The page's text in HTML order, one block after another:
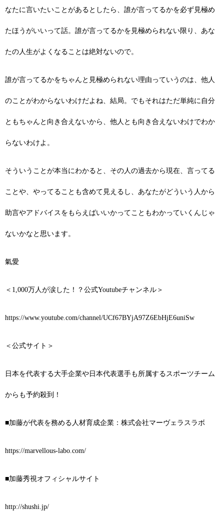
なたに言いたいことがあるとしたら、誰が言ってるかを必ず見極め
たほうがいいって話。誰が言ってるかを見極められない限り、あな
たの人生がよくなることは絶対ないので。
誰が言ってるかをちゃんと見極められない理由っていうのは、他人
のことがわからないわけだよね、結局。でもそれはただ単純に自分
ともちゃんと向き合えないから、他人とも向き合えないわけでわか
らないわけよ。
そういうことが本当にわかると、その人の過去から現在、言ってる
ことや、やってることも含めて見えるし、あなたがどういう人から
助言やアドバイスをもらえばいいかってこともわかっていくんじゃ
ないかなと思います。
氣愛
＜1,000万人が涙した！？公式Youtubeチャンネル＞
https://www.youtube.com/channel/UCf67BYjA97Z6EbHjE6uniSw
＜公式サイト＞
日本を代表する大手企業や日本代表選手も所属するスポーツチーム
からも予約殺到！
■加藤が代表を務める人材育成企業：株式会社マーヴェラスラボ
https://marvellous-labo.com/
■加藤秀視オフィシャルサイト
http://shushi.jp/